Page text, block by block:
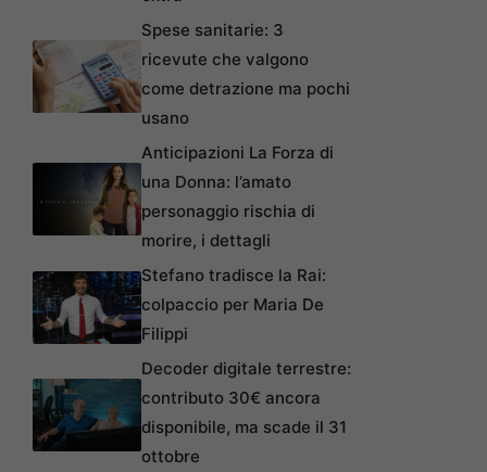
Spese sanitarie: 3
ricevute che valgono
come detrazione ma pochi
usano
Anticipazioni La Forza di
una Donna: l’amato
personaggio rischia di
morire, i dettagli
Stefano tradisce la Rai:
colpaccio per Maria De
Filippi
Decoder digitale terrestre:
contributo 30€ ancora
disponibile, ma scade il 31
ottobre